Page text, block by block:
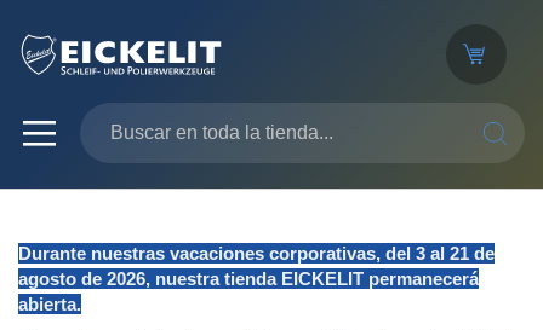
Durante nuestras vacaciones corporativas, del 3 al 21 de
agosto de 2026, nuestra tienda EICKELIT permanecerá
abierta.